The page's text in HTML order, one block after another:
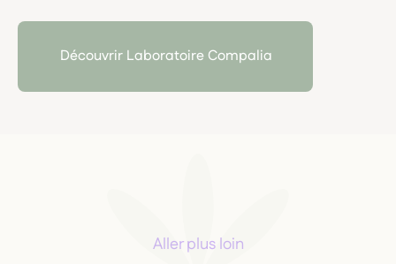
et respect du vivant, pour des formules bienfaisantes
et accessibles.
Découvrir Laboratoire Compalia
Aller plus loin